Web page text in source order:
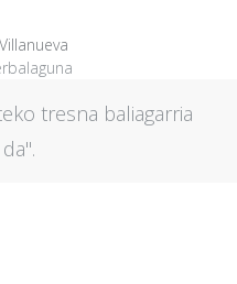
tresna baliagarria